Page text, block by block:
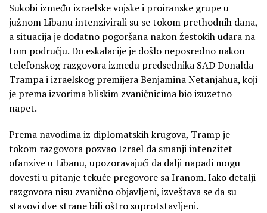
Sukobi između izraelske vojske i proiranske grupe u
južnom Libanu intenzivirali su se tokom prethodnih dana,
a situacija je dodatno pogoršana nakon žestokih udara na
tom području. Do eskalacije je došlo neposredno nakon
telefonskog razgovora između predsednika SAD Donalda
Trampa i izraelskog premijera Benjamina Netanjahua, koji
je prema izvorima bliskim zvaničnicima bio izuzetno
napet.
Prema navodima iz diplomatskih krugova, Tramp je
tokom razgovora pozvao Izrael da smanji intenzitet
ofanzive u Libanu, upozoravajući da dalji napadi mogu
dovesti u pitanje tekuće pregovore sa Iranom. Iako detalji
razgovora nisu zvanično objavljeni, izveštava se da su
stavovi dve strane bili oštro suprotstavljeni.